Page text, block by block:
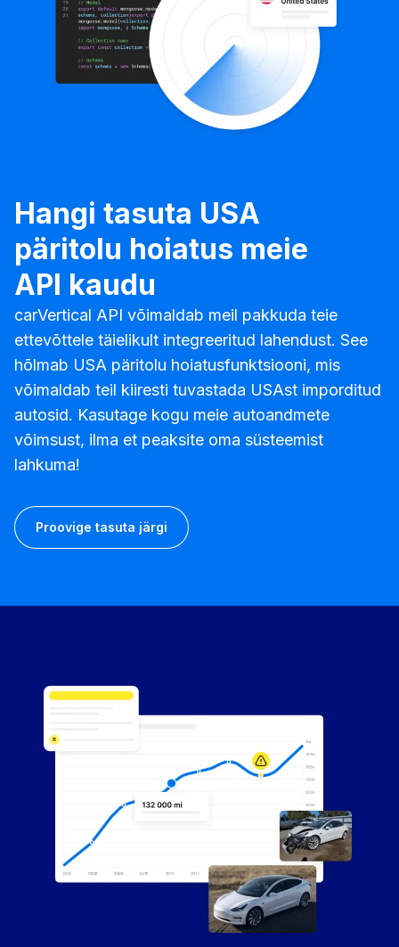
Hangi tasuta USA
päritolu hoiatus meie
API kaudu
carVertical API võimaldab meil pakkuda teie
ettevõttele täielikult integreeritud lahendust. See
hõlmab USA päritolu hoiatusfunktsiooni, mis
võimaldab teil kiiresti tuvastada USAst imporditud
autosid. Kasutage kogu meie autoandmete
võimsust, ilma et peaksite oma süsteemist
lahkuma!
Proovige tasuta järgi